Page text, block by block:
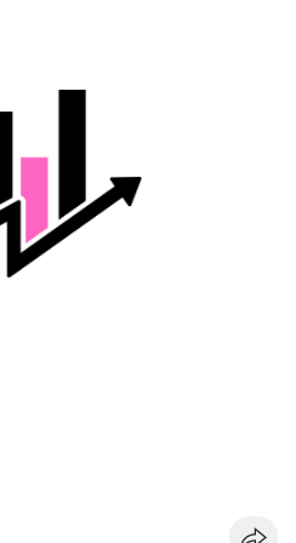
lẻ:
theo cảm tính, ưu tiên quản trị
quá mức trong giai đoạn biến